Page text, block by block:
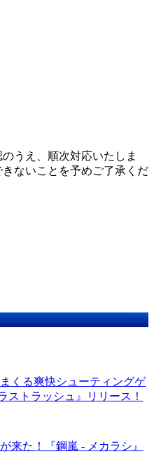
うえ、順次対応いたしま
ないことを予めご了承くだ
くる爽快シューティングゲ
ストラッシュ』リリース！
来た！『鋼嵐 - メカラシ』